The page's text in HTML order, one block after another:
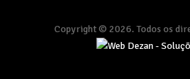
Copyright © 2026. Todos os